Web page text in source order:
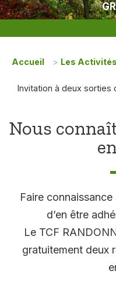
Accueil > Les Activités
Invitation à deux sorties
Nous
Faire
d’en être
Le TCF
gratuitement deux